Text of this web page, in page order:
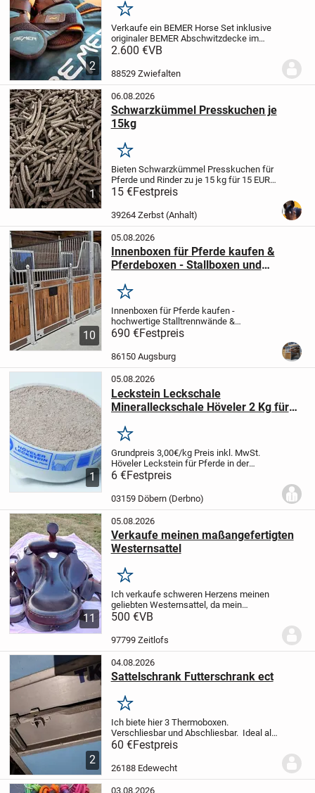
2
Merken
Verkaufe ein BEMER Horse Set inklusive
originaler BEMER Abschwitzdecke im
Komplettset.Das Set wurde im Juni 2021
sich in einem sehr guten, gepflegten
2.600 €VB
88529 Zwiefalten
1
06.08.2026
Schwarzkümmel Presskuchen je
15kg
Merken
Bieten Schwarzkümmel Presskuchen für
Pferde und Rinder zu je 15 kg für 15 EUR
an. Haupteinsatzbereiche und
Atemwege: Hilft bei
staubbedingtem Husten, leichten
Bronchialreizungen und...
15 €Festpreis
39264 Zerbst (Anhalt)
10
05.08.2026
Innenboxen für Pferde kaufen &
Pferdeboxen - Stallboxen und
Merken
Innenboxen für Pferde kaufen -
hochwertige Stalltrennwände &
Boxensysteme vom Hersteller
Hochwertige Innenboxen für Pferde und
stabile Trennwände für moderne
Pferdeställe
Unsere Innenboxen für...
690 €Festpreis
86150 Augsburg
1
05.08.2026
Leckstein Leckschale
Mineralleckschale Höveler 2 Kg für
Merken
Grundpreis 3,00€/kgPreis inkl. MwSt.
Höveler Leckstein für Pferde in der
handlichen 2 Kg Schale.
Versorgung mit allen lebenswichtigen
Mineralien und Spurenelementen.
6 €Festpreis
03159 Döbern (Derbno)
11
05.08.2026
Verkaufe meinen maßangefertigten
Westernsattel
Merken
Ich verkaufe schweren Herzens meinen
geliebten Westernsattel, da mein
Haflinger inzwischen zu alt geworden ist
kann.Der Sattel ist maßangefertigt,
besteht aus...
500 €VB
97799 Zeitlofs
2
04.08.2026
Sattelschrank Futterschrank ect
Merken
Ich biete hier 3 Thermoboxen.
Verschliesbar und Abschliesbar. Ideal als
Sattelschrank, Futterschrank, Umbau
zum Heubedampfer, Getränkekisten kühl
halten ect. Hält alles trocken und
60 €Festpreis
26188 Edewecht
03.08.2026